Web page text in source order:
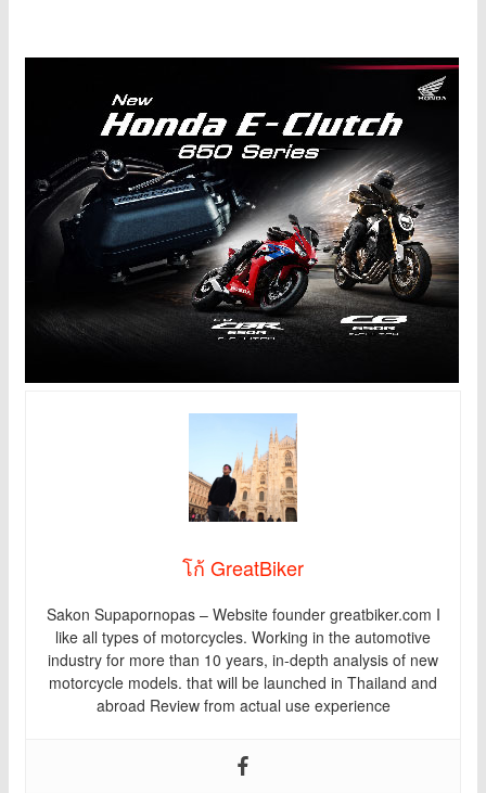
โก้ GreatBiker
Sakon Supapornopas – Website founder greatbiker.com I
like all types of motorcycles. Working in the automotive
industry for more than 10 years, in-depth analysis of new
motorcycle models. that will be launched in Thailand and
abroad Review from actual use experience